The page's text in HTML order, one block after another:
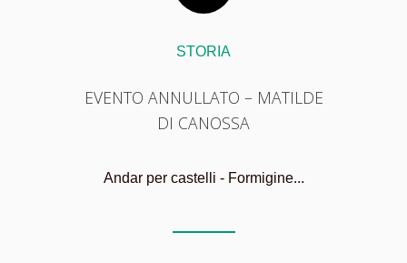
STORIA
EVENTO ANNULLATO – MATILDE
DI CANOSSA
Andar per castelli - Formigine...